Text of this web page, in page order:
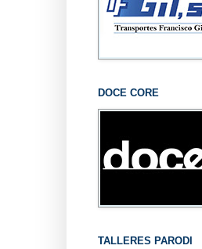
DOCE CORE
TALLERES PARODI